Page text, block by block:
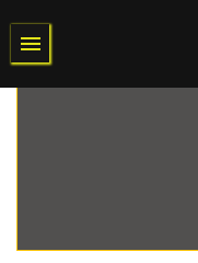
qua
nội
dung